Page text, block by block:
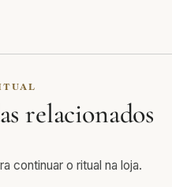
relacionados
continuar o ritual na loja.